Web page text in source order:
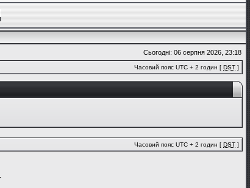
Сьогодні: 06 серпня 2026, 23:18
Часовий пояс UTC + 2 годин [ DST ]
Часовий пояс UTC + 2 годин [ DST ]